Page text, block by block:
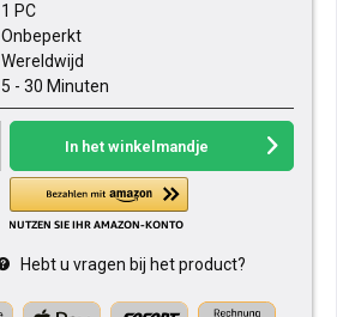
1 PC
Onbeperkt
Wereldwijd
5 - 30 Minuten
In het winkelmandje
Hebt u vragen bij het product?